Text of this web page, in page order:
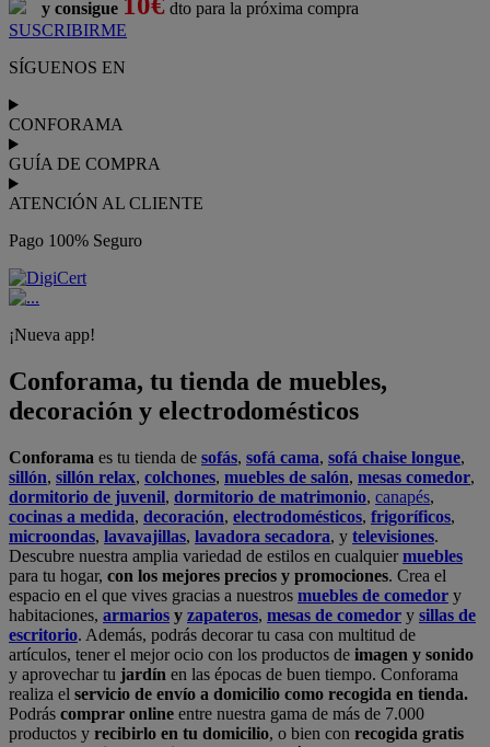
y consigue
dto para la próxima compra
SUSCRIBIRME
SÍGUENOS EN
CONFORAMA
GUÍA DE COMPRA
ATENCIÓN AL CLIENTE
Pago 100% Seguro
¡Nueva app!
Conforama, tu tienda de muebles,
decoración y electrodomésticos
Conforama es tu tienda de sofás, sofá cama, sofá chaise longue,
sillón, sillón relax, colchones, muebles de salón, mesas comedor,
dormitorio de juvenil, dormitorio de matrimonio, canapés,
cocinas a medida, decoración, electrodomésticos, frigoríficos,
microondas, lavavajillas, lavadora secadora, y televisiones.
Descubre nuestra amplia variedad de estilos en cualquiermuebles
para tu hogar, con los mejores precios y promociones. Crea el
espacio en el que vives gracias a nuestros muebles de comedor y
habitaciones, armarios y zapateros, mesas de comedor y sillas de
escritorio. Además, podrás decorar tu casa con multitud de
artículos, tener el mejor ocio con los productos de imagen y sonido
y aprovechar tu jardín en las épocas de buen tiempo. Conforama
realiza el servicio de envío a domicilio como recogida en tienda.
Podrás comprar online entre nuestra gama de más de 7.000
productos y recibirlo en tu domicilio, o bien con recogida gratis